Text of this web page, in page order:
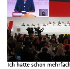
Ich hatte schon